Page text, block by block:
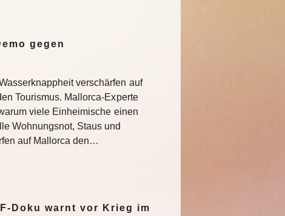
gegen
verschärfen auf
Tourismus. Mallorca-Experte
viele Einheimische einen
Wohnungsnot, Staus und
auf Mallorca den…
Doku warnt vor Krieg im